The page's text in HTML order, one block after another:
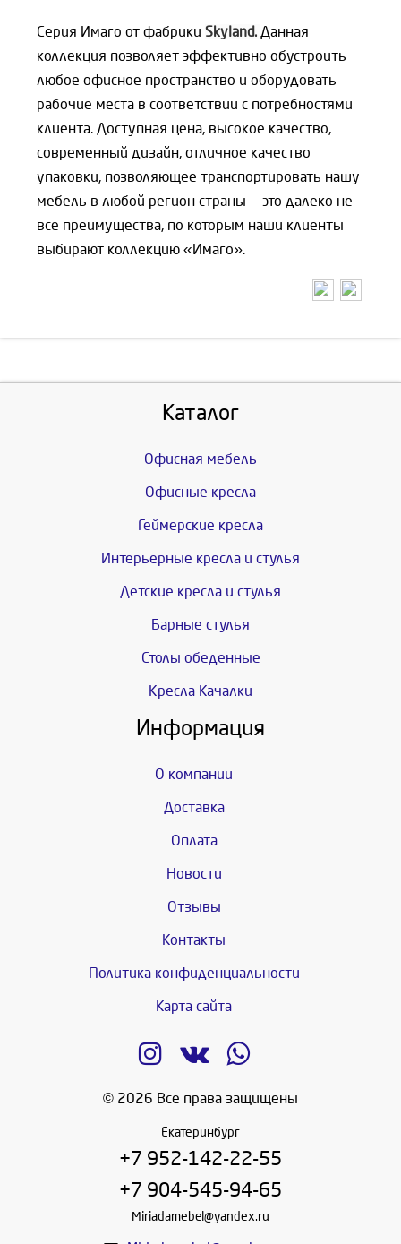
Серия Имаго от фабрики Skyland. Данная
коллекция позволяет эффективно обустроить
любое офисное пространство и оборудовать
рабочие места в соответствии с потребностями
клиента. Доступная цена, высокое качество,
современный дизайн, отличное качество
упаковки, позволяющее транспортировать нашу
мебель в любой регион страны — это далеко не
все преимущества, по которым наши клиенты
выбирают коллекцию «Имаго».
Каталог
Офисная мебель
Офисные кресла
Геймерские кресла
Интерьерные кресла и стулья
Детские кресла и стулья
Барные стулья
Столы обеденные
Кресла Качалки
Информация
О компании
Доставка
Оплата
Новости
Отзывы
Контакты
Политика конфиденциальности
Карта сайта
© 2026 Все права защищены
Екатеринбург
+7 952-142-22-55
+7 904-545-94-65
Miriadamebel@yandex.ru